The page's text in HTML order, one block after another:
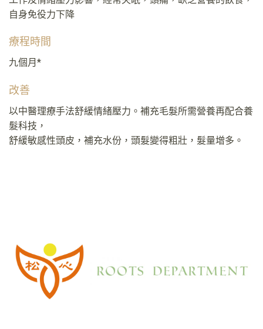
自身免役力下降
療程時間
九個月*
改善
以中醫理療手法舒緩情緒壓力。補充毛髮所需營養再配合養
髮科技，
舒緩敏感性頭皮，補充水份，頭髮變得粗壯，髮量增多。